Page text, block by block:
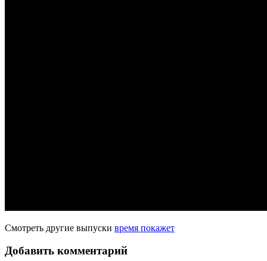
Смотреть другие выпуски время покажет
Добавить комментарий